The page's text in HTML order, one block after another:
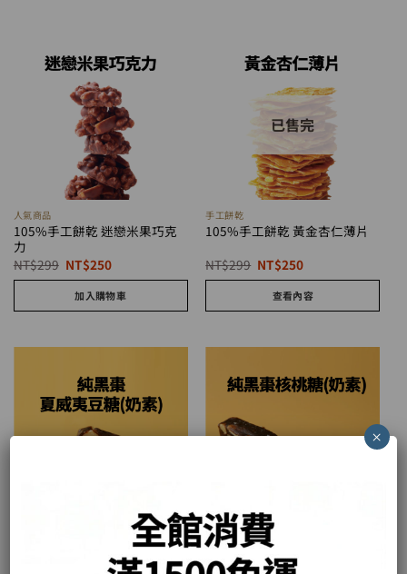
人氣商品
105%手工餅乾 迷戀米果巧克
力
NT$299 原
始
價
格：
NT$299。
NT$250目
前
價
格：
NT$250。
加入購物車
已售完
手工餅乾
105%手工餅乾 黃金杏仁薄片
NT$299 原
始
價
格：
NT$299。
NT$250目
價
格：
NT$250。
查看內容
105%純黑棗夏威夷豆糖
人氣商品
105%純黑棗核桃糖
×